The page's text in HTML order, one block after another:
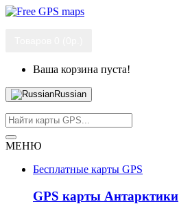
Ваша корзина пуста!
Russian
МЕНЮ
Бесплатные карты GPS
GPS карты Антарктики